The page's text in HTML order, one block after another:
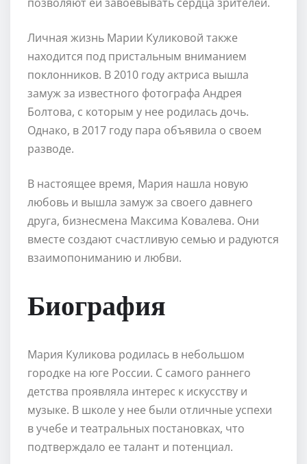
Личная жизнь Марии Куликовой также
находится под пристальным вниманием
поклонников. В 2010 году актриса вышла
замуж за известного фотографа Андрея
Болтова, с которым у нее родилась дочь.
Однако, в 2017 году пара объявила о своем
разводе.
В настоящее время, Мария нашла новую
любовь и вышла замуж за своего давнего
друга, бизнесмена Максима Ковалева. Они
вместе создают счастливую семью и радуются
взаимопониманию и любви.
Биография
Мария Куликова родилась в небольшом
городке на юге России. С самого раннего
детства проявляла интерес к искусству и
музыке. В школе у нее были отличные успехи
в учебе и театральных постановках, что
подтверждало ее талант и потенциал.